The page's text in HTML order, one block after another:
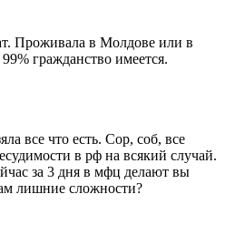
Проживала в Молдове или в
гражданство имеется.
все что есть. Сор, соб, все
в рф на всякий случай.
за 3 дня в мфц делают вы
лишние сложности?